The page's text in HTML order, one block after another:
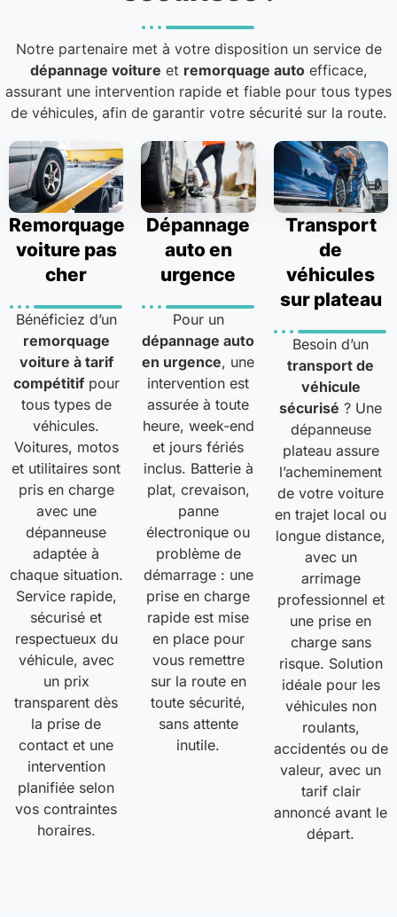
Notre partenaire met à votre disposition un service de
dépannage voiture et remorquage auto efficace,
assurant une intervention rapide et fiable pour tous types
de véhicules, afin de garantir votre sécurité sur la route.
Remorquage
voiture pas
cher
Bénéficiez d’un
remorquage
voiture à tarif
compétitifpour
tous types de
véhicules.
Voitures, motos
et utilitaires sont
pris en charge
avec une
dépanneuse
adaptée à
chaque situation.
Service rapide,
sécurisé et
respectueux du
véhicule, avec
un prix
transparent dès
la prise de
contact et une
intervention
planifiée selon
vos contraintes
horaires.
Dépannage
auto en
urgence
Pour un
dépannage auto
en urgence, une
intervention est
assurée à toute
heure, week-end
et jours fériés
inclus. Batterie à
plat, crevaison,
panne
électronique ou
problème de
démarrage : une
prise en charge
rapide est mise
en place pour
vous remettre
sur la route en
toute sécurité,
sans attente
inutile.
Transport
de
véhicules
sur plateau
Besoin d’un
transport de
véhicule
sécurisé ? Une
dépanneuse
plateau assure
l’acheminement
de votre voiture
en trajet local ou
longue distance,
avec un
arrimage
professionnel et
une prise en
charge sans
risque. Solution
idéale pour les
véhicules non
roulants,
accidentés ou de
valeur, avec un
tarif clair
annoncé avant le
départ.